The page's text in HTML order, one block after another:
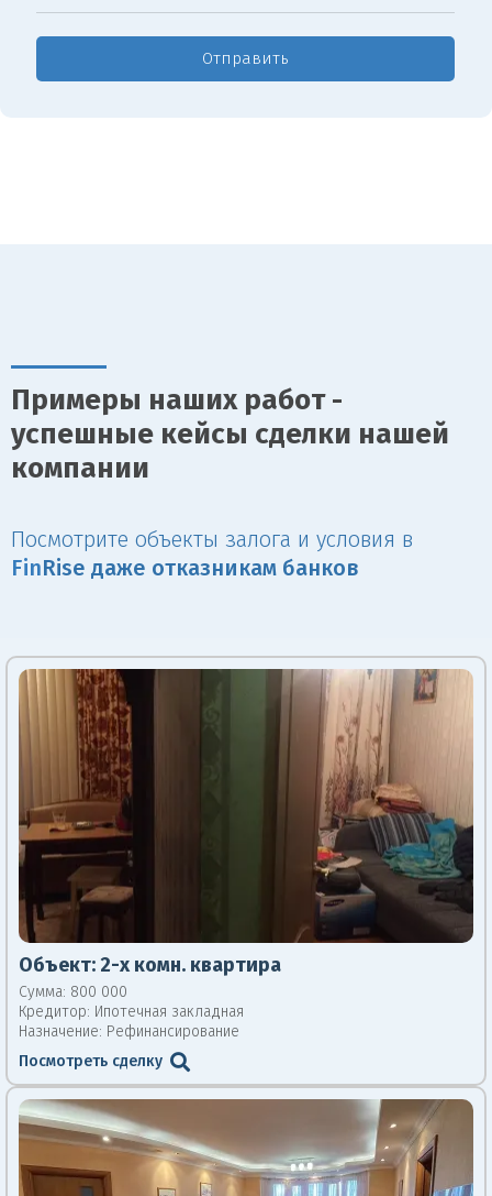
Отправить
Примеры наших работ -
успешные кейсы сделки нашей
компании
Посмотрите объекты залога и условия в
Fin Rise даже отказникам банков
Объект: 2-х комн. квартира
Сумма: 800 000
Кредитор: Ипотечная закладная
Назначение: Рефинансирование
Посмотреть сделку